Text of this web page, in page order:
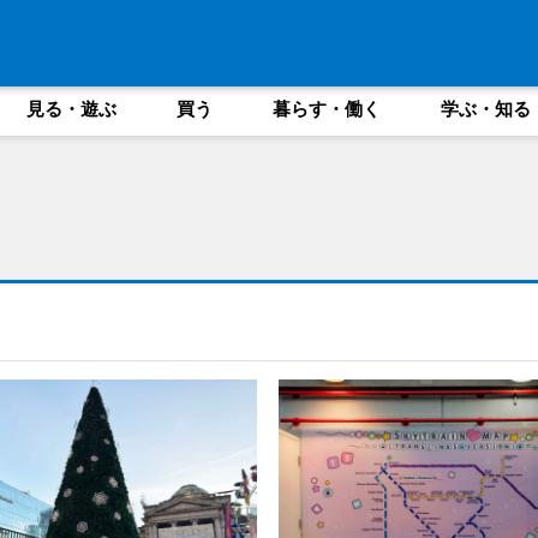
見る・遊ぶ 買う 暮らす・働く 学ぶ・知る